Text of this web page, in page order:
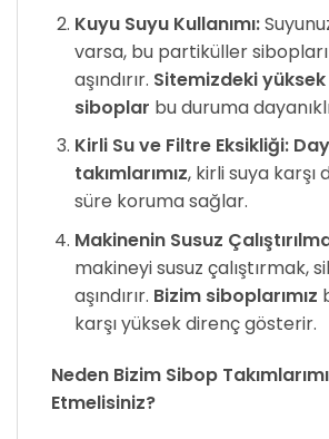
Kuyu Suyu Kullanımı:
varsa, bu partiküller sibopları
aşındırır. Sitemizdeki
siboplar bu duruma
Kirli Su ve Filtre Eksikliği:
takımlarımız, kirli suya karşı
süre koruma sağlar.
Makinenin Susuz
makineyi susuz çalıştırmak,
aşındırır. Bizim siboplarımız
karşı yüksek direnç gösterir.
Neden Bizim Sibop
Etmelisiniz?